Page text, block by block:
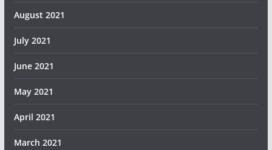
August 2021
July 2021
June 2021
May 2021
April 2021
March 2021